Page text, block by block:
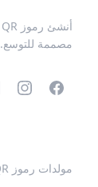
مصممة للتوسع.
مولدات رموز QR